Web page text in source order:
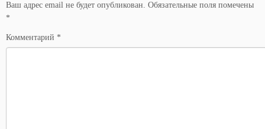
Ваш адрес email не будет опубликован. Обязательные поля помечены
*
Комментарий *